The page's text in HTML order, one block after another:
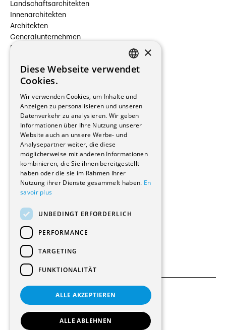
Landschaftsarchitekten
Innenarchitekten
Architekten
Generalunternehmen
Beauftragte Unternehmen
Hersteller/Lieferanten
Bauherrschaften
Immobilienverwaltungsgesellschaften
Stockwerkeigentum
Reportagen
Wohnungen
Renovierungen
Innere Umbauten
Gastgewerbe und Tourismus
Verwaltungsgebäude und Geschäfte
Schuleinrichtungen
Medizinische Einrichtungen
Kultur - Sport - Freizeit
Industrie - Handwerk
Transport und Parkplätze
Diverse Bauten
Allgemeine Bedingungen
FRENCH
×
Diese Webseite verwendet
Cookies.
Wir verwenden Cookies, um Inhalte und
Anzeigen zu personalisieren und unseren
Datenverkehr zu analysieren. Wir geben
Informationen über Ihre Nutzung unserer
Website auch an unsere Werbe- und
Analysepartner weiter, die diese
möglicherweise mit anderen Informationen
kombinieren, die Sie ihnen bereitgestellt
haben oder die sie im Rahmen Ihrer
Nutzung ihrer Dienste gesammelt haben. En
savoir plus
UNBEDINGT ERFORDERLICH
PERFORMANCE
TARGETING
FUNKTIONALITÄT
ALLE AKZEPTIEREN
ALLE ABLEHNEN